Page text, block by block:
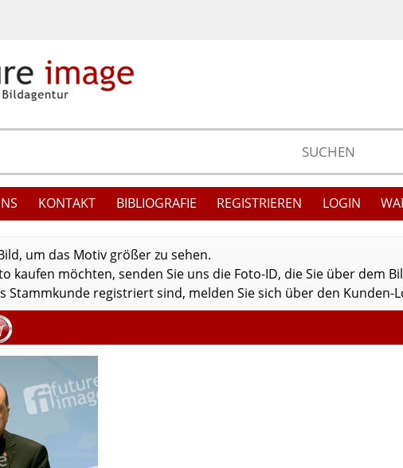
KONTAKT BIBLIOGRAFIE REGISTRIEREN LOGIN
um das Motiv größer zu sehen.
kaufen möchten, senden Sie uns die Foto-ID, die Sie über dem
Stammkunde registriert sind, melden Sie sich über den Kunden-